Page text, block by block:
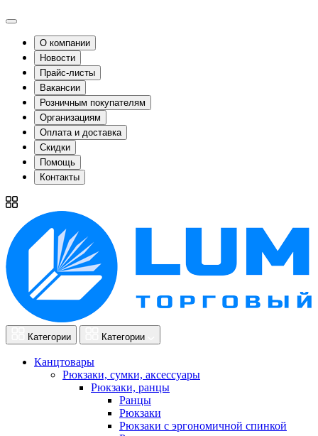
О компании
Новости
Прайс-листы
Вакансии
Розничным покупателям
Организациям
Оплата и доставка
Скидки
Помощь
Контакты
Категории Категории
Канцтовары
Рюкзаки, сумки, аксессуары
Рюкзаки, ранцы
Ранцы
Рюкзаки
Рюкзаки с эргономичной спинкой